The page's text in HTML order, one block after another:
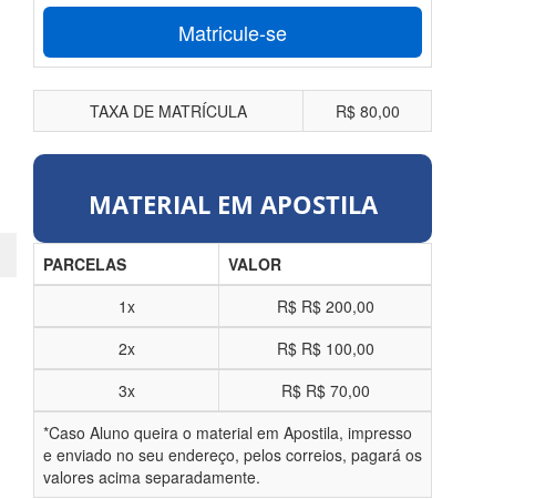
Matricule-se
TAXA DE MATRÍCULA R$ 80,00
MATERIAL EM APOSTILA
PARCELAS
VALOR
1x
R$ R$ 200,00
2x
R$ R$ 100,00
3x
R$ R$ 70,00
*Caso Aluno queira o material em Apostila, impresso
e enviado no seu endereço, pelos correios, pagará os
valores acima separadamente.